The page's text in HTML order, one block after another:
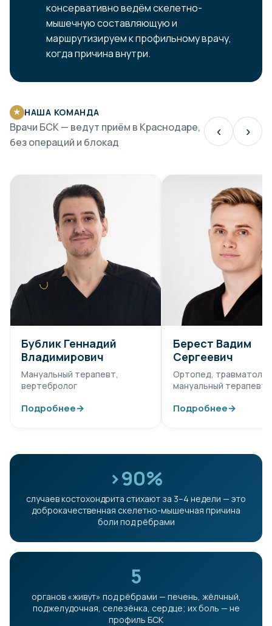
консервативно ведём скелетно-
мышечную составляющую и
маршрутизируем к профильному врачу,
когда причина внутри.
★ НАША КОМАНДА
Врачи БСК — ведут приём в Краснодаре,
без операций и блокад
‹ ›
Бублик Геннадий
Владимирович
Мануальный терапевт,
вертебролог
Подробнее→
Берест Вадим
Сергеевич
Ортопед,
мануальный терапевт
Подробнее→
>90%
случаев костохондрита стихают за 3–4 недели — это
доброкачественная скелетно-мышечная причина
боли под рёбрами
5
органов «живут» под рёбрами — печень, жёлчный,
поджелудочная, селезёнка, сердце; их боль — не
профиль БСК